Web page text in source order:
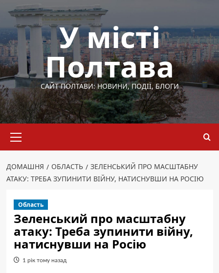
Перейти
вмісту
У місті
Полтава
САЙТ ПОЛТАВИ: НОВИНИ, ПОДІЇ, БЛОГИ
меню
ДОМАШНЯ ОБЛАСТЬ
ЗЕЛЕНСЬКИЙ ПРО МАСШТАБНУ
АТАКУ: ТРЕБА ЗУПИНИТИ ВІЙНУ, НАТИСНУВШИ НА РОСІЮ
Область
Зеленський про масштабну
атаку: Треба зупинити війну,
натиснувши на Росію
1 рік тому назад